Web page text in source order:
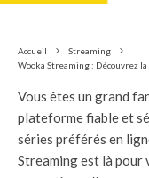
Accueil
Streaming
Wooka Streaming : Découvrez
Vous êtes un grand
plateforme fiable et
séries préférés en
Streaming est là pour